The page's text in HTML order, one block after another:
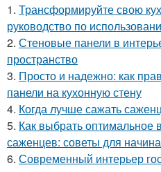
1. Трансформируйте свою
руководство по
2. Стеновые панели в
пространство
3. Просто и надежно: как
панели на кухонную стену
4. Когда лучше сажать
5. Как выбрать оптимальное
саженцев: советы для
6. Современный интерьер